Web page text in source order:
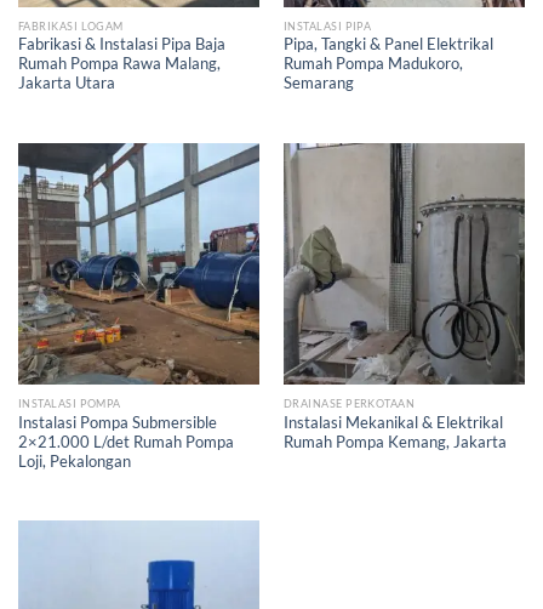
FABRIKASI LOGAM
Fabrikasi & Instalasi Pipa Baja
Rumah Pompa Rawa Malang,
Jakarta Utara
INSTALASI PIPA
Pipa, Tangki & Panel Elektrikal
Rumah Pompa Madukoro,
Semarang
INSTALASI POMPA
Instalasi Pompa Submersible
2×21.000 L/det Rumah Pompa
Loji, Pekalongan
DRAINASE PERKOTAAN
Instalasi Mekanikal & Elektrikal
Rumah Pompa Kemang, Jakarta